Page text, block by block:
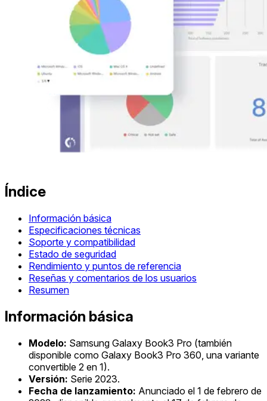
Índice
Información básica
Especificaciones técnicas
Soporte y compatibilidad
Estado de seguridad
Rendimiento y puntos de referencia
Reseñas y comentarios de los usuarios
Resumen
Información básica
Modelo: Samsung Galaxy Book3 Pro (también
disponible como Galaxy Book3 Pro 360, una variante
convertible 2 en 1).
Versión: Serie 2023.
Fecha de lanzamiento: Anunciado el 1 de febrero de